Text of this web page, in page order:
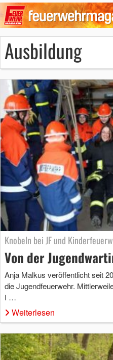
Ausbildung
Knobeln bei JF und
Von der
Anja Malkus veröffentlicht seit
die Jugendfeuerwehr.
I …
Weiterlesen